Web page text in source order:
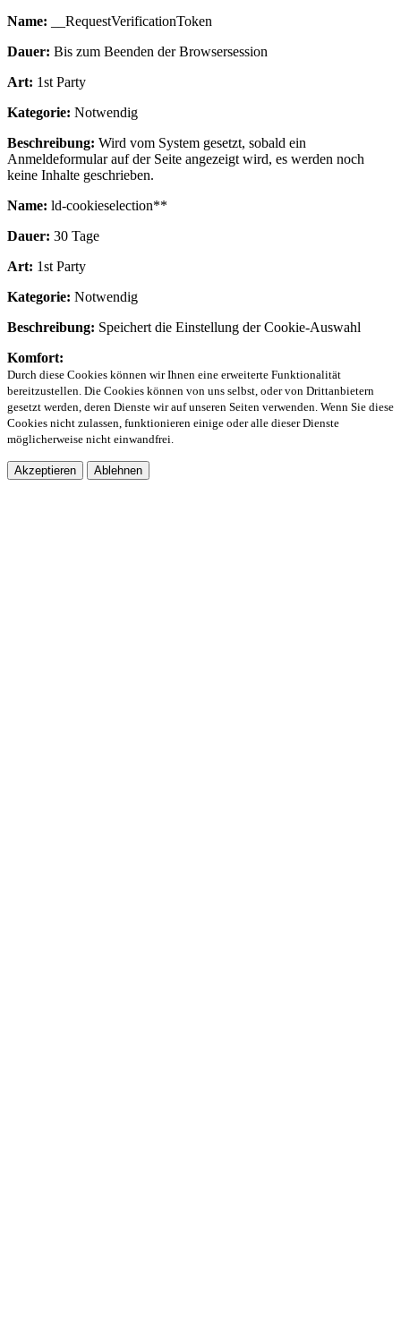
Name: __RequestVerificationToken
Dauer: Bis zum Beenden der Browsersession
Art: 1st Party
Kategorie: Notwendig
Beschreibung: Wird vom System gesetzt, sobald ein
Anmeldeformular auf der Seite angezeigt wird, es werden noch
keine Inhalte geschrieben.
Name: ld-cookieselection**
Dauer: 30 Tage
Art: 1st Party
Kategorie: Notwendig
Beschreibung: Speichert die Einstellung der Cookie-Auswahl
Komfort:
Durch diese Cookies können wir Ihnen eine erweiterte Funktionalität
bereitzustellen. Die Cookies können von uns selbst, oder von Drittanbietern
gesetzt werden, deren Dienste wir auf unseren Seiten verwenden. Wenn Sie diese
Cookies nicht zulassen, funktionieren einige oder alle dieser Dienste
möglicherweise nicht einwandfrei.
Akzeptieren Ablehnen